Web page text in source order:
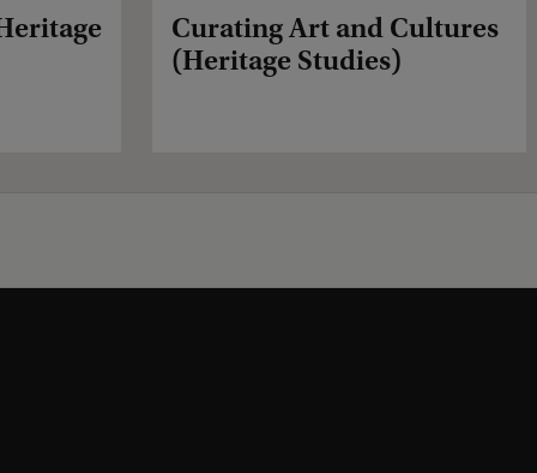
Curating Art and Cultures
(Heritage Studies)